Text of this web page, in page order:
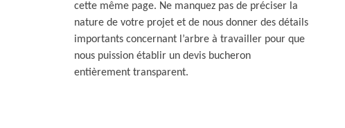
cette même page. Ne manquez pas de préciser la
nature de votre projet et de nous donner des détails
importants concernant l’arbre à travailler pour que
nous puission établir un devis bucheron
entièrement transparent.